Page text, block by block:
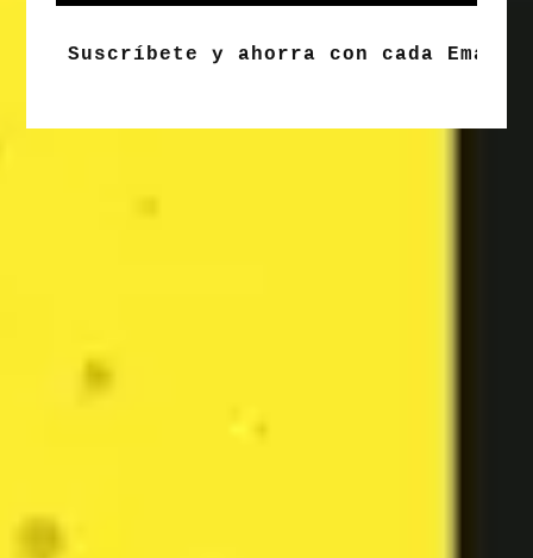
Suscríbete y ahorra con cada Email